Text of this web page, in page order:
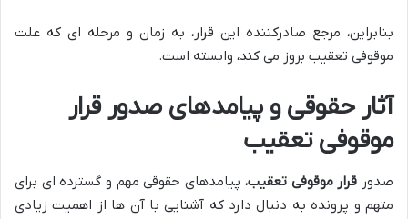
بنابراین، مرجع صادرکننده این قرار، به زمان و مرحله ای که علت
موقوفی تعقیب بروز می کند، وابسته است.
آثار حقوقی و پیامدهای صدور قرار
موقوفی تعقیب
صدور قرار موقوفی تعقیب، پیامدهای حقوقی مهم و گسترده ای برای
متهم و پرونده به دنبال دارد که آشنایی با آن ها از اهمیت زیادی